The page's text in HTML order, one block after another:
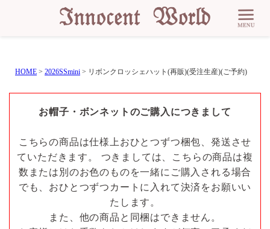
HOME 2026SSmini リボンクロッシェハット(再販)(受注生産)(ご予約)
お帽子・ボンネットのご購入につきまして
こちらの商品は仕様上おひとつずつ梱包、発送させ
ていただきます。 つきましては、こちらの商品は複
数または別のお色のものを一緒にご購入される場合
でも、おひとつずつカートに入れて決済をお願いい
たします。
また、他の商品と同梱はできません。